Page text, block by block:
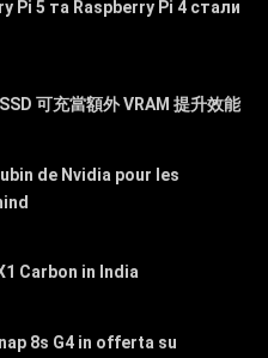
Pi 5 та Raspberry Pi 4 стали
可充當額外 VRAM 提升效能
de Nvidia pour les
Carbon in India
8s G4 in offerta su